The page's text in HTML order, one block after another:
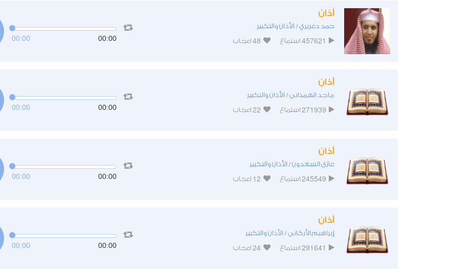
أذان
حمد دغريري/ الأذان والتكبير
457621 استماع 48 اعجاب 00:00 00:00
أذان
ماجد الهمذاني/ الأذان والتكبير
271939 استماع 22 اعجاب 00:00 00:00
أذان
غازي السعدون/ الأذان والتكبير
245549 استماع 12 اعجاب 00:00 00:00
أذان
إبراهيم الأركاني/ الأذان والتكبير
291641 استماع 24 اعجاب 00:00 00:00